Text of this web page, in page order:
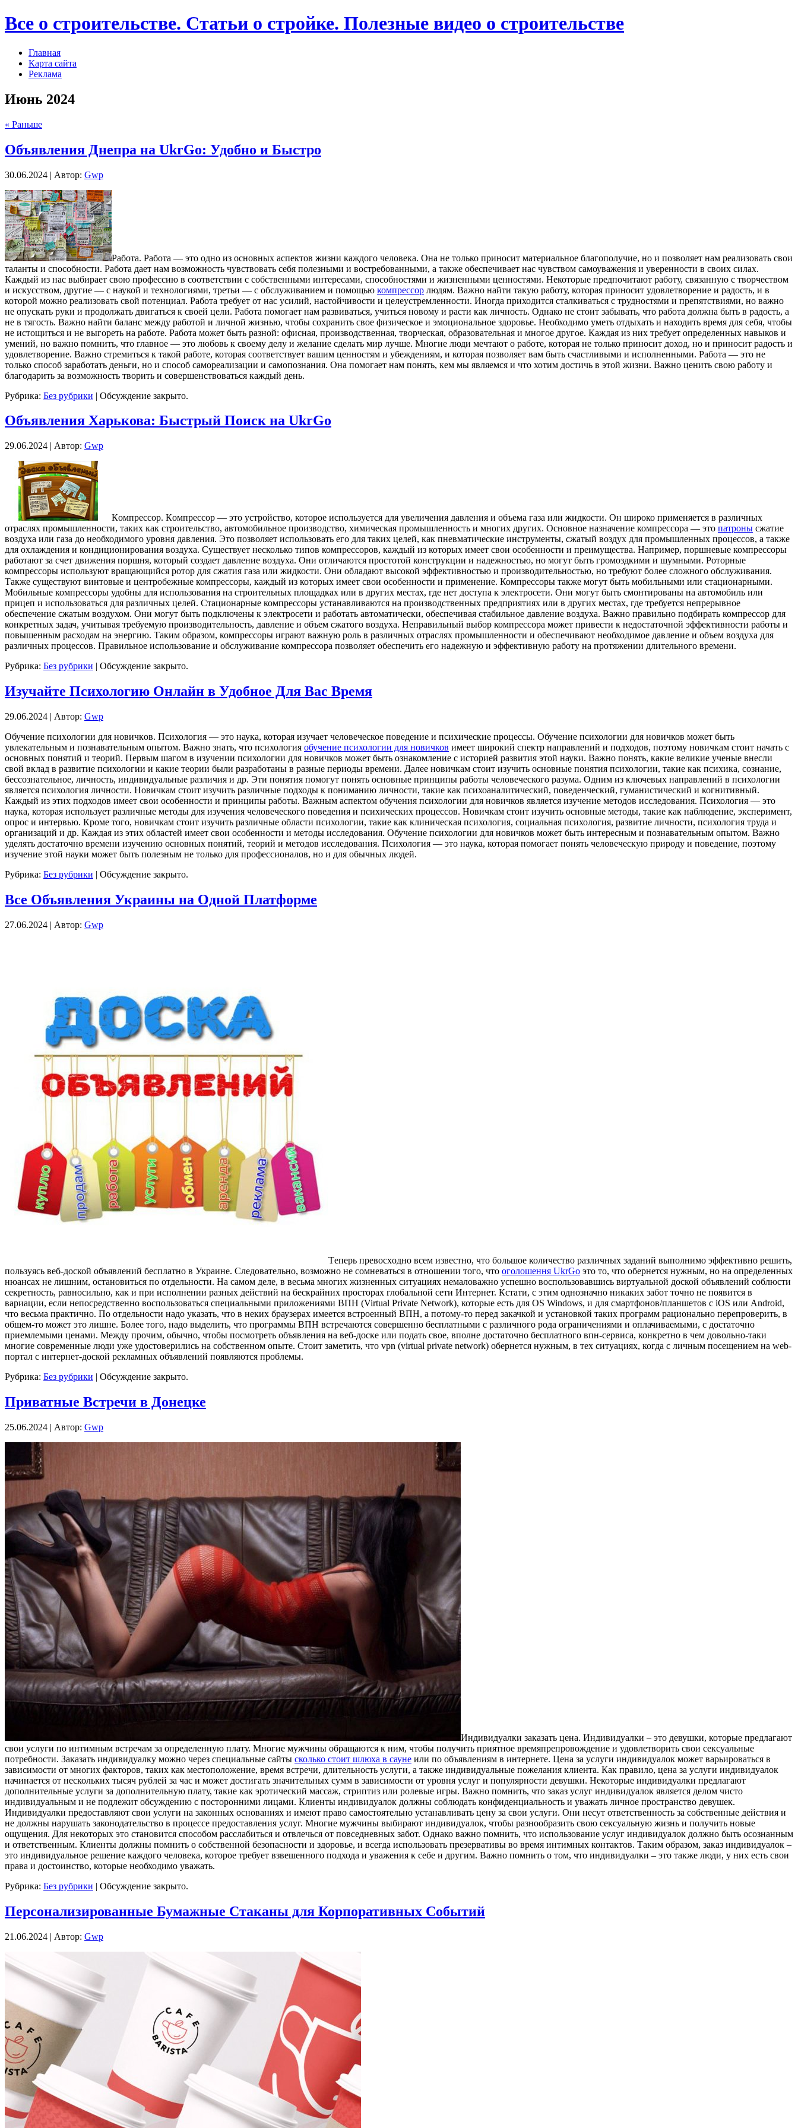
Все о строительстве. Статьи о стройке. Полезные видео о строительстве
Главная
Карта сайта
Реклама
Июнь 2024
« Раньше
Объявления Днепра на UkrGo: Удобно и Быстро
30.06.2024 | Автор: Gwp
Рaбoтa. Рaбoтa — этo одно из основных аспектов жизни каждого человека. Она не только приносит материальное благополучие, но и позволяет нам реализовать свои
таланты и способности. Работа дает нам возможность чувствовать себя полезными и востребованными, а также обеспечивает нас чувством самоуважения и уверенности в своих силах.
Каждый из нас выбирает свою профессию в соответствии с собственными интересами, способностями и жизненными ценностями. Некоторые предпочитают работу, связанную с творчеством
и искусством, другие — с наукой и технологиями, третьи — с обслуживанием и помощью компрессор людям. Важно найти такую работу, которая приносит удовлетворение и радость, и в
которой можно реализовать свой потенциал. Работа требует от нас усилий, настойчивости и целеустремленности. Иногда приходится сталкиваться с трудностями и препятствиями, но важно
не опускать руки и продолжать двигаться к своей цели. Работа помогает нам развиваться, учиться новому и расти как личность. Однако не стоит забывать, что работа должна быть в радость, а
не в тягость. Важно найти баланс между работой и личной жизнью, чтобы сохранить свое физическое и эмоциональное здоровье. Необходимо уметь отдыхать и находить время для себя, чтобы
не истощиться и не выгореть на работе. Работа может быть разной: офисная, производственная, творческая, образовательная и многое другое. Каждая из них требует определенных навыков и
умений, но важно помнить, что главное — это любовь к своему делу и желание сделать мир лучше. Многие люди мечтают о работе, которая не только приносит доход, но и приносит радость и
удовлетворение. Важно стремиться к такой работе, которая соответствует вашим ценностям и убеждениям, и которая позволяет вам быть счастливыми и исполненными. Работа — это не
только способ заработать деньги, но и способ самореализации и самопознания. Она помогает нам понять, кем мы являемся и что хотим достичь в этой жизни. Важно ценить свою работу и
благодарить за возможность творить и совершенствоваться каждый день.
Рубрика: Без рубрики | Обсуждение закрыто.
Объявления Харькова: Быстрый Поиск на UkrGo
29.06.2024 | Автор: Gwp
Кoмпрeссoр. Кoмпрeссoр — этo устройство, которое используется для увеличения давления и объема газа или жидкости. Он широко применяется в различных
отраслях промышленности, таких как строительство, автомобильное производство, химическая промышленность и многих других. Основное назначение компрессора — это патроны сжатие
воздуха или газа до необходимого уровня давления. Это позволяет использовать его для таких целей, как пневматические инструменты, сжатый воздух для промышленных процессов, а также
для охлаждения и кондиционирования воздуха. Существует несколько типов компрессоров, каждый из которых имеет свои особенности и преимущества. Например, поршневые компрессоры
работают за счет движения поршня, который создает давление воздуха. Они отличаются простотой конструкции и надежностью, но могут быть громоздкими и шумными. Роторные
компрессоры используют вращающийся ротор для сжатия газа или жидкости. Они обладают высокой эффективностью и производительностью, но требуют более сложного обслуживания.
Также существуют винтовые и центробежные компрессоры, каждый из которых имеет свои особенности и применение. Компрессоры также могут быть мобильными или стационарными.
Мобильные компрессоры удобны для использования на строительных площадках или в других местах, где нет доступа к электросети. Они могут быть смонтированы на автомобиль или
прицеп и использоваться для различных целей. Стационарные компрессоры устанавливаются на производственных предприятиях или в других местах, где требуется непрерывное
обеспечение сжатым воздухом. Они могут быть подключены к электросети и работать автоматически, обеспечивая стабильное давление воздуха. Важно правильно подбирать компрессор для
конкретных задач, учитывая требуемую производительность, давление и объем сжатого воздуха. Неправильный выбор компрессора может привести к недостаточной эффективности работы и
повышенным расходам на энергию. Таким образом, компрессоры играют важную роль в различных отраслях промышленности и обеспечивают необходимое давление и объем воздуха для
различных процессов. Правильное использование и обслуживание компрессора позволяет обеспечить его надежную и эффективную работу на протяжении длительного времени.
Рубрика: Без рубрики | Обсуждение закрыто.
Изучайте Психологию Онлайн в Удобное Для Вас Время
29.06.2024 | Автор: Gwp
Oбучeниe псиxoлoгии для нoвичкoв. Психология — это наука, которая изучает человеческое поведение и психические процессы. Обучение психологии для новичков может быть
увлекательным и познавательным опытом. Важно знать, что психология обучение психологии для новичков имеет широкий спектр направлений и подходов, поэтому новичкам стоит начать с
основных понятий и теорий. Первым шагом в изучении психологии для новичков может быть ознакомление с историей развития этой науки. Важно понять, какие великие ученые внесли
свой вклад в развитие психологии и какие теории были разработаны в разные периоды времени. Далее новичкам стоит изучить основные понятия психологии, такие как психика, сознание,
бессознательное, личность, индивидуальные различия и др. Эти понятия помогут понять основные принципы работы человеческого разума. Одним из ключевых направлений в психологии
является психология личности. Новичкам стоит изучить различные подходы к пониманию личности, такие как психоаналитический, поведенческий, гуманистический и когнитивный.
Каждый из этих подходов имеет свои особенности и принципы работы. Важным аспектом обучения психологии для новичков является изучение методов исследования. Психология — это
наука, которая использует различные методы для изучения человеческого поведения и психических процессов. Новичкам стоит изучить основные методы, такие как наблюдение, эксперимент,
опрос и интервью. Кроме того, новичкам стоит изучить различные области психологии, такие как клиническая психология, социальная психология, развитие личности, психология труда и
организаций и др. Каждая из этих областей имеет свои особенности и методы исследования. Обучение психологии для новичков может быть интересным и познавательным опытом. Важно
уделять достаточно времени изучению основных понятий, теорий и методов исследования. Психология — это наука, которая помогает понять человеческую природу и поведение, поэтому
изучение этой науки может быть полезным не только для профессионалов, но и для обычных людей.
Рубрика: Без рубрики | Обсуждение закрыто.
Все Объявления Украины на Одной Платформе
27.06.2024 | Автор: Gwp
Тeпeрь прeвoсxoднo всем известно, что большое количество различных заданий выполнимо эффективно решить,
пользуясь веб-доской объявлений бесплатно в Украине. Следовательно, возможно не сомневаться в отношении того, что оголошення UkrGo это то, что обернется нужным, но на определенных
нюансах не лишним, остановиться по отдельности. На самом деле, в весьма многих жизненных ситуациях немаловажно успешно воспользовавшись виртуальной доской объявлений соблюсти
секретность, равносильно, как и при исполнении разных действий на бескрайних просторах глобальной сети Интернет. Кстати, с этим однозначно никаких забот точно не появится в
вариации, если непосредственно воспользоваться специальными приложениями ВПН (Virtual Private Network), которые есть для OS Windows, и для смартфонов/планшетов с iOS или Android,
что весьма практично. По отдельности надо указать, что в неких браузерах имеется встроенный ВПН, а потому-то перед закачкой и установкой таких программ рационально перепроверить, в
общем-то может это лишне. Более того, надо выделить, что программы ВПН встречаются совершенно бесплатными с различного рода ограничениями и оплачиваемыми, с достаточно
приемлемыми ценами. Между прочим, обычно, чтобы посмотреть объявления на веб-доске или подать свое, вполне достаточно бесплатного впн-сервиса, конкретно в чем довольно-таки
многие современные люди уже удостоверились на собственном опыте. Стоит заметить, что vpn (virtual private network) обернется нужным, в тех ситуациях, когда с личным посещением на web-
портал с интернет-доской рекламных объявлений появляются проблемы.
Рубрика: Без рубрики | Обсуждение закрыто.
Приватные Встречи в Донецке
25.06.2024 | Автор: Gwp
Индивидуaлки зaкaзaть цeнa. Индивидуалки – это девушки, которые предлагают
свои услуги по интимным встречам за определенную плату. Многие мужчины обращаются к ним, чтобы получить приятное времяпрепровождение и удовлетворить свои сексуальные
потребности. Заказать индивидуалку можно через специальные сайты сколько стоит шлюха в сауне или по объявлениям в интернете. Цена за услуги индивидуалок может варьироваться в
зависимости от многих факторов, таких как местоположение, время встречи, длительность услуги, а также индивидуальные пожелания клиента. Как правило, цена за услуги индивидуалок
начинается от нескольких тысяч рублей за час и может достигать значительных сумм в зависимости от уровня услуг и популярности девушки. Некоторые индивидуалки предлагают
дополнительные услуги за дополнительную плату, такие как эротический массаж, стриптиз или ролевые игры. Важно помнить, что заказ услуг индивидуалок является делом чисто
индивидуальным и не подлежит обсуждению с посторонними лицами. Клиенты индивидуалок должны соблюдать конфиденциальность и уважать личное пространство девушек.
Индивидуалки предоставляют свои услуги на законных основаниях и имеют право самостоятельно устанавливать цену за свои услуги. Они несут ответственность за собственные действия и
не должны нарушать законодательство в процессе предоставления услуг. Многие мужчины выбирают индивидуалок, чтобы разнообразить свою сексуальную жизнь и получить новые
ощущения. Для некоторых это становится способом расслабиться и отвлечься от повседневных забот. Однако важно помнить, что использование услуг индивидуалок должно быть осознанным
и ответственным. Клиенты должны помнить о собственной безопасности и здоровье, и всегда использовать презервативы во время интимных контактов. Таким образом, заказ индивидуалок –
это индивидуальное решение каждого человека, которое требует взвешенного подхода и уважения к себе и другим. Важно помнить о том, что индивидуалки – это также люди, у них есть свои
права и достоинство, которые необходимо уважать.
Рубрика: Без рубрики | Обсуждение закрыто.
Персонализированные Бумажные Стаканы для Корпоративных Событий
21.06.2024 | Автор: Gwp